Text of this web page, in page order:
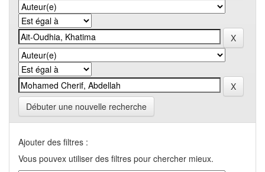
Débuter une nouvelle recherche
Ajouter des filtres :
Vous pouvex utiliser des filtres pour chercher mieux.